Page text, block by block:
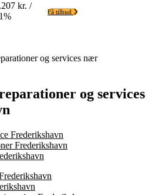
kr. /
Få tilbud
og services nær
og services
Frederikshavn
Frederikshavn